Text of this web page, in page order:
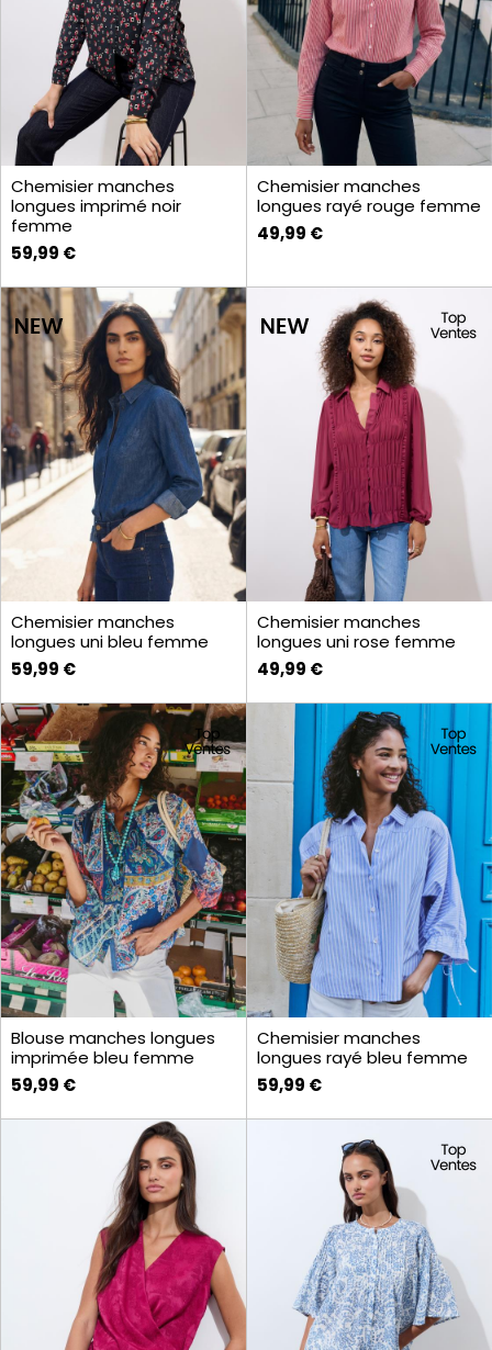
Chemisier manches
longues imprimé noir
femme
59,99 €
Chemisier manches
longues rayé rouge femme
49,99 €
Chemisier manches
longues uni bleu femme
59,99 €
Chemisier manches
longues uni rose femme
49,99 €
Blouse manches longues
imprimée bleu femme
59,99 €
Chemisier manches
longues rayé bleu femme
59,99 €